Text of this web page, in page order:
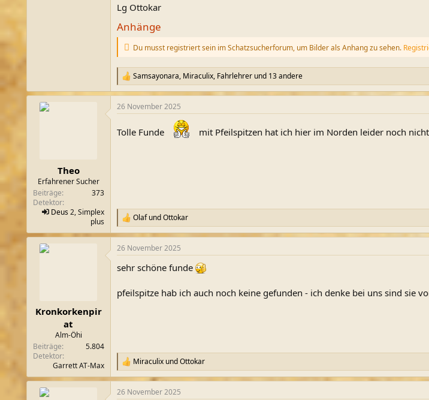
Lg Ottokar
Anhänge
Du musst registriert sein im Schatzsucherforum, um Bilder als Anhang zu sehen.
R
e
a
k
i
o
Samsayonara, Miraculix, Fahrlehrerund 13 andere
Theo
Erfahrener Sucher
Beiträge
373
Detektor
Deus2, Simplex
plus
26 November 2025
Tolle Funde mit Pfeilspitzen hat ich hier im Norden leider noch
R
e
a
k
i
n
e
OlafundOttokar
Kronkorkenpir
at
Alm-Öhi
Beiträge
5.804
Detektor
Garrett AT-Max
26 November 2025
sehr schöne funde
pfeilspitze hab ich auch noch keine gefunden - ich denke bei uns sind sie
R
e
a
k
MiraculixundOttokar
26 November 2025